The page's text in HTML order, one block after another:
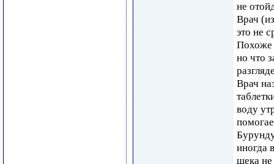
не
Врач
это не
Похоже
но что
Врач
воду
иногда
щека не